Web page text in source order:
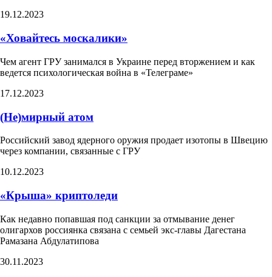
19.12.2023
«Ховайтесь москалики»
Чем агент ГРУ занимался в Украине перед вторжением и как
ведется психологическая война в «Телеграме»
17.12.2023
(Не)мирный атом
Российский завод ядерного оружия продает изотопы в Швецию
через компании, связанные с ГРУ
10.12.2023
«Крыша» криптоледи
Как недавно попавшая под санкции за отмывание денег
олигархов россиянка связана с семьей экс-главы Дагестана
Рамазана Абдулатипова
30.11.2023